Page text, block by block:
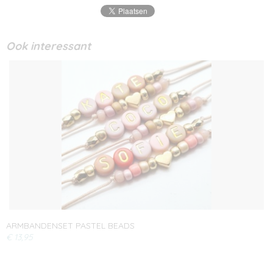
Ook interessant
ARMBANDENSET PASTEL BEADS
€ 13,95